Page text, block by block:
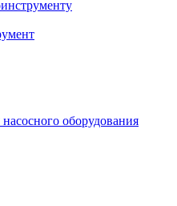
оборудования